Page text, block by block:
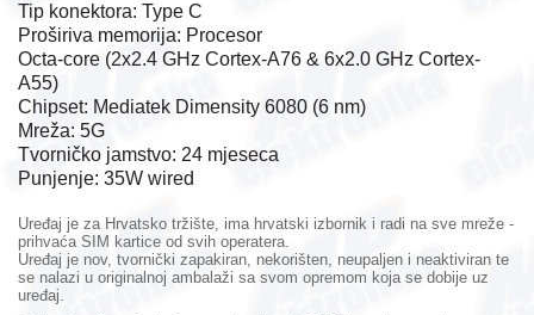
Tip konektora: Type C
Proširiva memorija: Procesor
Octa-core (2x2.4 GHz Cortex-A76 & 6x2.0 GHz Cortex-
A55)
Chipset: Mediatek Dimensity 6080 (6 nm)
Mreža: 5G
Tvorničko jamstvo: 24 mjeseca
Punjenje: 35W wired
Uređaj je za Hrvatsko tržište, ima hrvatski izbornik i radi na sve mreže -
prihvaća SIM kartice od svih operatera.
Uređaj je nov, tvornički zapakiran, nekorišten, neupaljen i neaktiviran te
se nalazi u originalnoj ambalaži sa svom opremom koja se dobije uz
uređaj.